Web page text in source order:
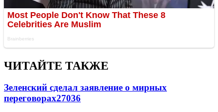
ЧИТАЙТЕ ТАКЖЕ
Зеленский сделал заявление о мирных
переговорах27036